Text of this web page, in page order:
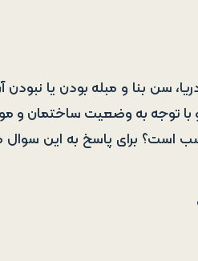
سن بنا و مبله بودن یا نبودن
از ۴۰ هزار یورو شروع می‌شود و با توجه به وضعیت
است؟ برای پاسخ به این